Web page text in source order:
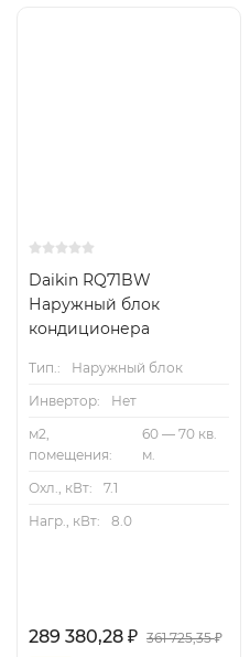
Daikin RQ71BW
Наружный блок
кондиционера
Тип.:
Наружный блок
Инвертор:
Нет
м2,
помещения:
60 — 70 кв.
м.
Охл., кВт:
7.1
Нагр., кВт:
8.0
289 380,28 ₽ 361 725,35₽